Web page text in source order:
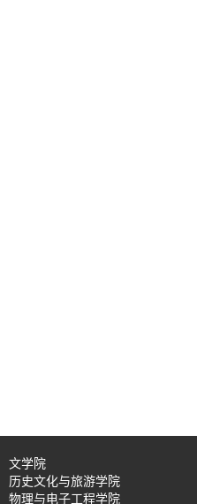
文学院
历史文化与旅游学院
物理与电子工程学院